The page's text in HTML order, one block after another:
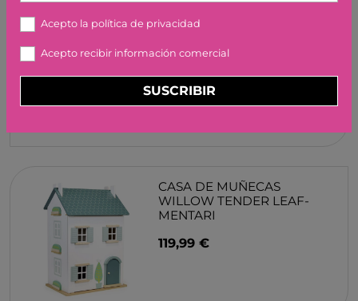
WORKER GRIFFY DIGGER
10,95 €
CASA DE MUÑECAS
WILLOW TENDER LEAF-
MENTARI
119,99 €
Acepto la política de privacidad
Acepto recibir información comercial
SUSCRIBIR